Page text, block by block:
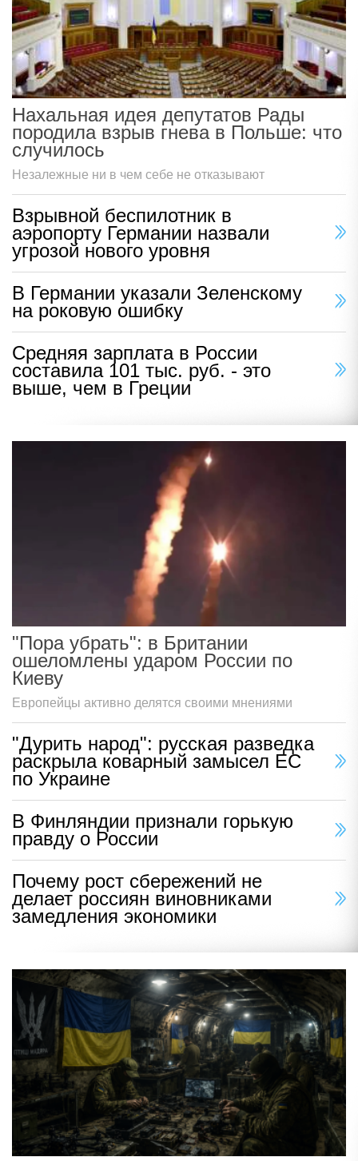
Нахальная идея депутатов Рады
породила взрыв гнева в Польше: что
случилось
Незалежные ни в чем себе не отказывают
Взрывной беспилотник в
аэропорту Германии назвали
угрозой нового уровня
В Германии указали Зеленскому
на роковую ошибку
Средняя зарплата в России
составила 101 тыс. руб. - это
выше, чем в Греции
"Пора убрать": в Британии
ошеломлены ударом России по
Киеву
Европейцы активно делятся своими мнениями
"Дурить народ": русская разведка
раскрыла коварный замысел ЕС
по Украине
В Финляндии признали горькую
правду о России
Почему рост сбережений не
делает россиян виновниками
замедления экономики